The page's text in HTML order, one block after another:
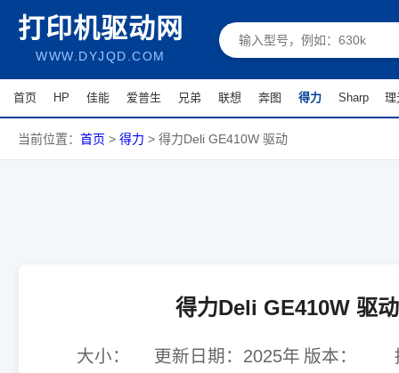
打印机驱动网
WWW.DYJQD.COM
首页 HP 佳能 爱普生 兄弟 联想 奔图 得力 Sharp 理
当前位置： 首页 > 得力 > 得力Deli GE410W 驱动
得力Deli GE410W 驱动
大小：
更新日期： 2025年 版本：